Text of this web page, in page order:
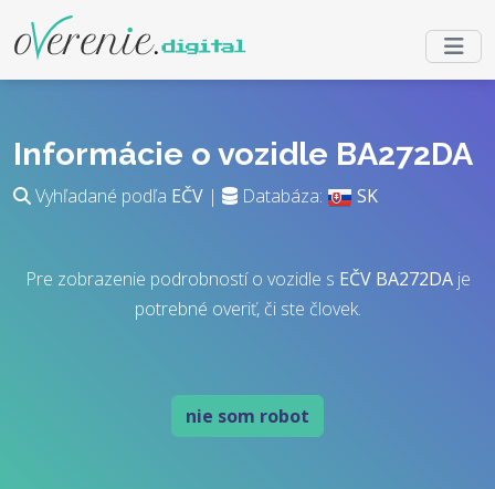
Informácie o vozidle BA272DA
Vyhľadané podľa EČV | Databáza: SK
Pre zobrazenie podrobností o vozidle s EČV BA272DAje
potrebné overiť, či ste človek.
nie som robot